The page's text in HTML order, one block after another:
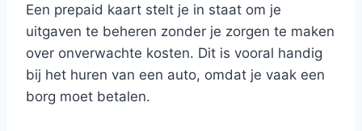
Een prepaid kaart stelt je in staat om je
uitgaven te beheren zonder je zorgen te maken
over onverwachte kosten. Dit is vooral handig
bij het huren van een auto, omdat je vaak een
borg moet betalen.